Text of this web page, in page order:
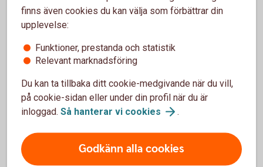
Madelén Falkenhäll
Detta räknas också som inkomst
finns även cookies du kan välja som förbättrar din
upplevelse:
Funktioner, prestanda och statistik
Relevant marknadsföring
Du kan ta tillbaka ditt cookie-medgivande när du vill,
på cookie-sidan eller under din profil när du är
inloggad. Så hanterar vi cookies .
Godkänn alla cookies